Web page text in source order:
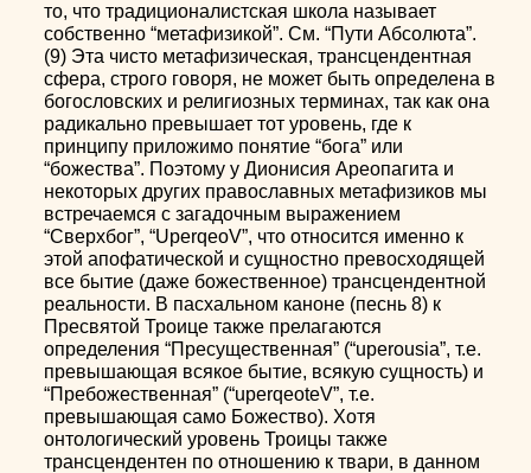
то, что традиционалистская школа называет
собственно “метафизикой”. См. “Пути Абсолюта”.
(9) Эта чисто метафизическая, трансцендентная
сфера, строго говоря, не может быть определена в
богословских и религиозных терминах, так как она
радикально превышает тот уровень, где к
принципу приложимо понятие “бога” или
“божества”. Поэтому у Дионисия Ареопагита и
некоторых других православных метафизиков мы
встречаемся с загадочным выражением
“Сверхбог”, “UperqeoV”, что относится именно к
этой апофатической и сущностно превосходящей
все бытие (даже божественное) трансцендентной
реальности. В пасхальном каноне (песнь 8) к
Пресвятой Троице также прелагаются
определения “Пресущественная” (“uperousia”, т.е.
превышающая всякое бытие, всякую сущность) и
“Пребожественная” (“uperqeoteV”, т.е.
превышающая само Божество). Хотя
онтологический уровень Троицы также
трансцендентен по отношению к твари, в данном